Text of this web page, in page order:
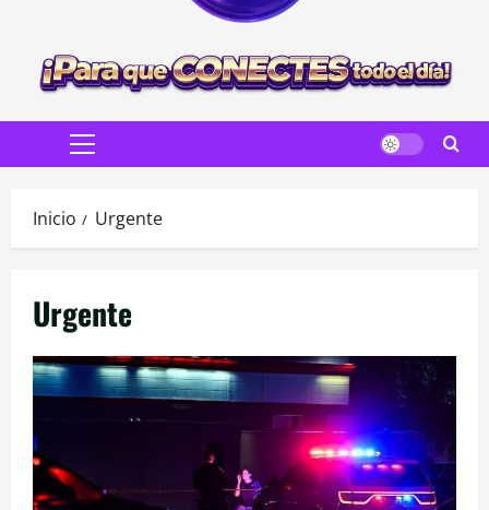
Menú
Inicio Urgente
Urgente